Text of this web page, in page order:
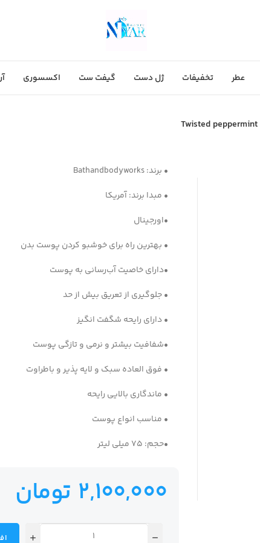
عطر تخفیفات ژل دست گیفت ست اکسسوری
• برند: Bathandbodyworks
• مبدا برند: آمریکا
•اورجینال
• بهترین راه برای خوشبو کردن پوست بدن
•دارای خاصیت آب‌رسانی به پوست
• جلوگیری از تعریق بیش از حد
• دارای رایحه شگفت انگیز
•شفافیت بیشتر و نرمی و تازگی پوست
• فوق العاده سبک و لایه پذیر و باطراوت
• ماندگاری بالایی رایحه
• مناسب انواع پوست
•حجم: 75 میلی لیتر
2,100,000 تومان